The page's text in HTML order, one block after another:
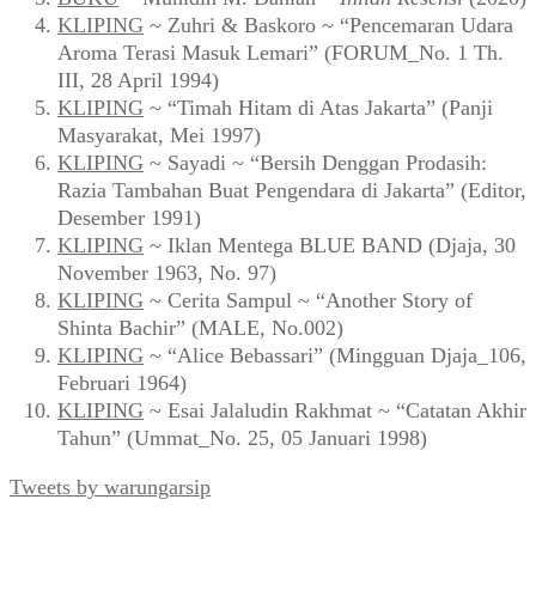
KLIPING ~ Zuhri & Baskoro ~ “Pencemaran Udara
Aroma Terasi Masuk Lemari” (FORUM_No. 1 Th.
III, 28 April 1994)
KLIPING ~ “Timah Hitam di Atas Jakarta” (Panji
Masyarakat, Mei 1997)
KLIPING ~ Sayadi ~ “Bersih Denggan Prodasih:
Razia Tambahan Buat Pengendara di Jakarta” (Editor,
Desember 1991)
KLIPING ~ Iklan Mentega BLUE BAND (Djaja, 30
November 1963, No. 97)
KLIPING ~ Cerita Sampul ~ “Another Story of
Shinta Bachir” (MALE, No.002)
KLIPING ~ “Alice Bebassari” (Mingguan Djaja_106,
Februari 1964)
KLIPING ~ Esai Jalaludin Rakhmat ~ “Catatan Akhir
Tahun” (Ummat_No. 25, 05 Januari 1998)
Tweets by warungarsip